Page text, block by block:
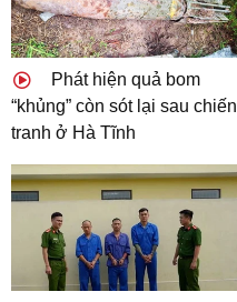
Phát hiện quả bom
“khủng” còn sót lại sau chiến
tranh ở Hà Tĩnh